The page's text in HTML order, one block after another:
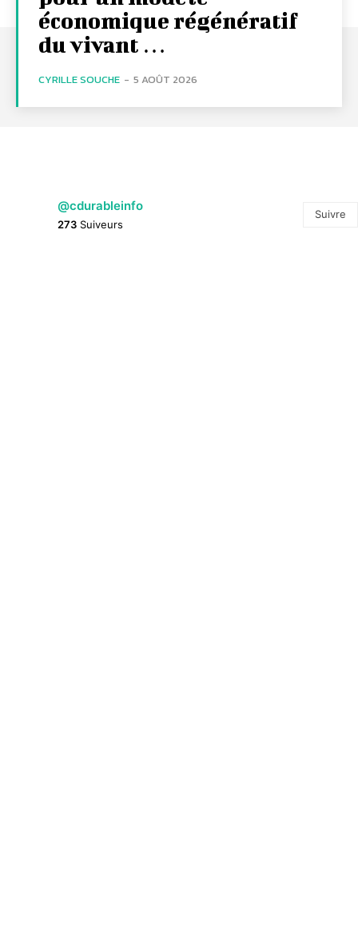
économique régénératif
du vivant …
CYRILLE SOUCHE - 5 AOÛT 2026
@cdurableinfo
273 Suiveurs
Suivre